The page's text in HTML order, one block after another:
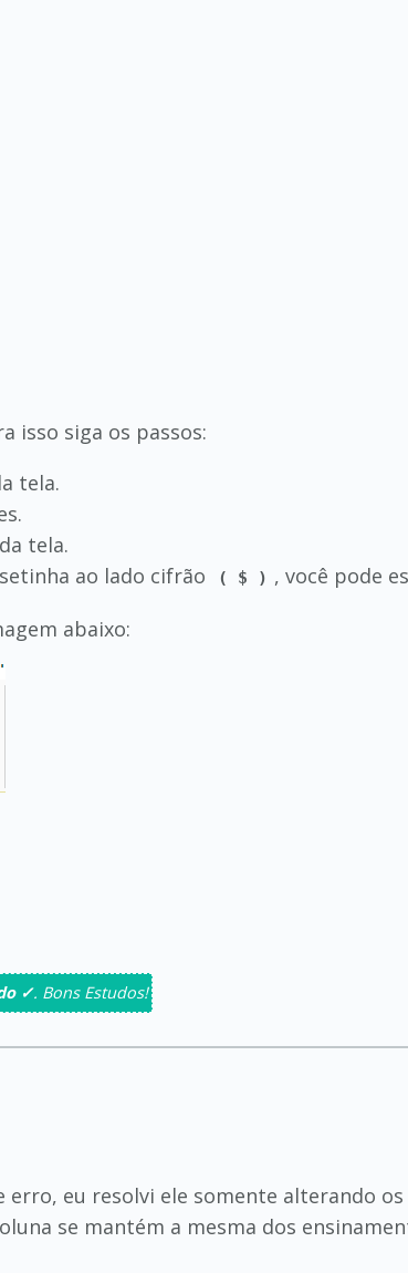
isso siga os passos:
tela.
tela.
ao lado cifrão ( $ ) , você pode
abaixo:
✓. Bons Estudos!
eu resolvi ele somente alterando
se mantém a mesma dos